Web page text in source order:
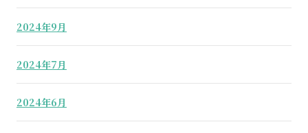
2024年9月
2024年7月
2024年6月